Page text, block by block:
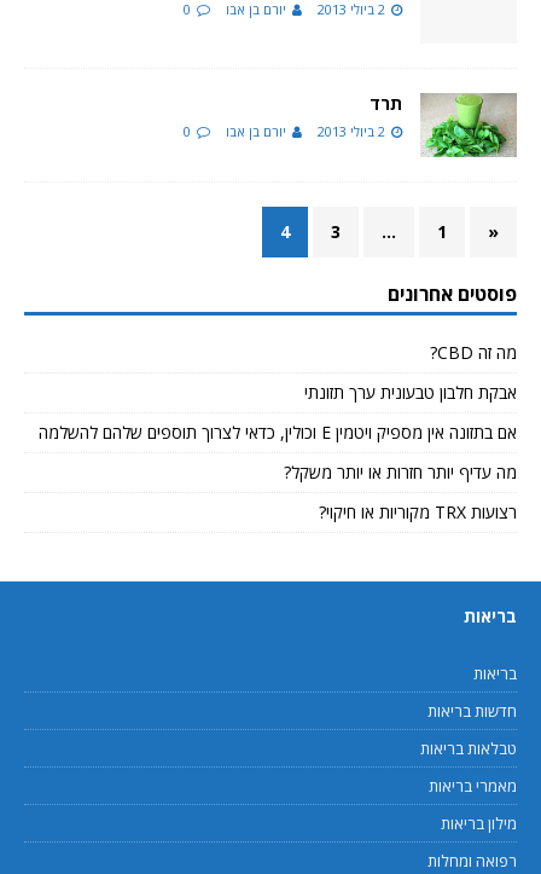
2 ביולי 2013 יורם בן אבו 0
תרד
2 ביולי 2013 יורם בן אבו 0
«
1
…
3
4
פוסטים אחרונים
מה זה CBD?
אבקת חלבון טבעונית ערך תזונתי
אם בתזונה אין מספיק ויטמין E וכולין, כדאי לצרוך תוספים שלהם להשלמה
מה עדיף יותר חזרות או יותר משקל?
רצועות TRX מקוריות או חיקוי?
בריאות
בריאות
חדשות בריאות
טבלאות בריאות
מאמרי בריאות
מילון בריאות
רפואה ומחלות